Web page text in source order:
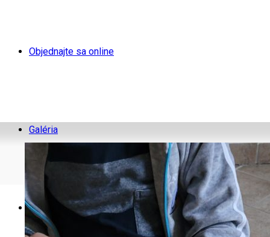
Objednajte sa online
Galéria
Blog